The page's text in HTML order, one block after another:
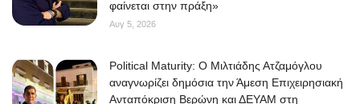
φαίνεται στην πράξη»
Αυγ 5, 2026
Political Maturity: Ο Μιλτιάδης Ατζαμόγλου
αναγνωρίζει δημόσια την Άμεση Επιχειρησιακή
Ανταπόκριση Βερώνη και ΔΕΥΑΜ στη